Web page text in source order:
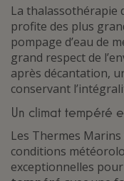
La thalassothérapie
profite des plus
pompage d’eau de
grand respect de
après décantation,
conservant
Un climat tempéré
Les Thermes
conditions
exceptionnelles